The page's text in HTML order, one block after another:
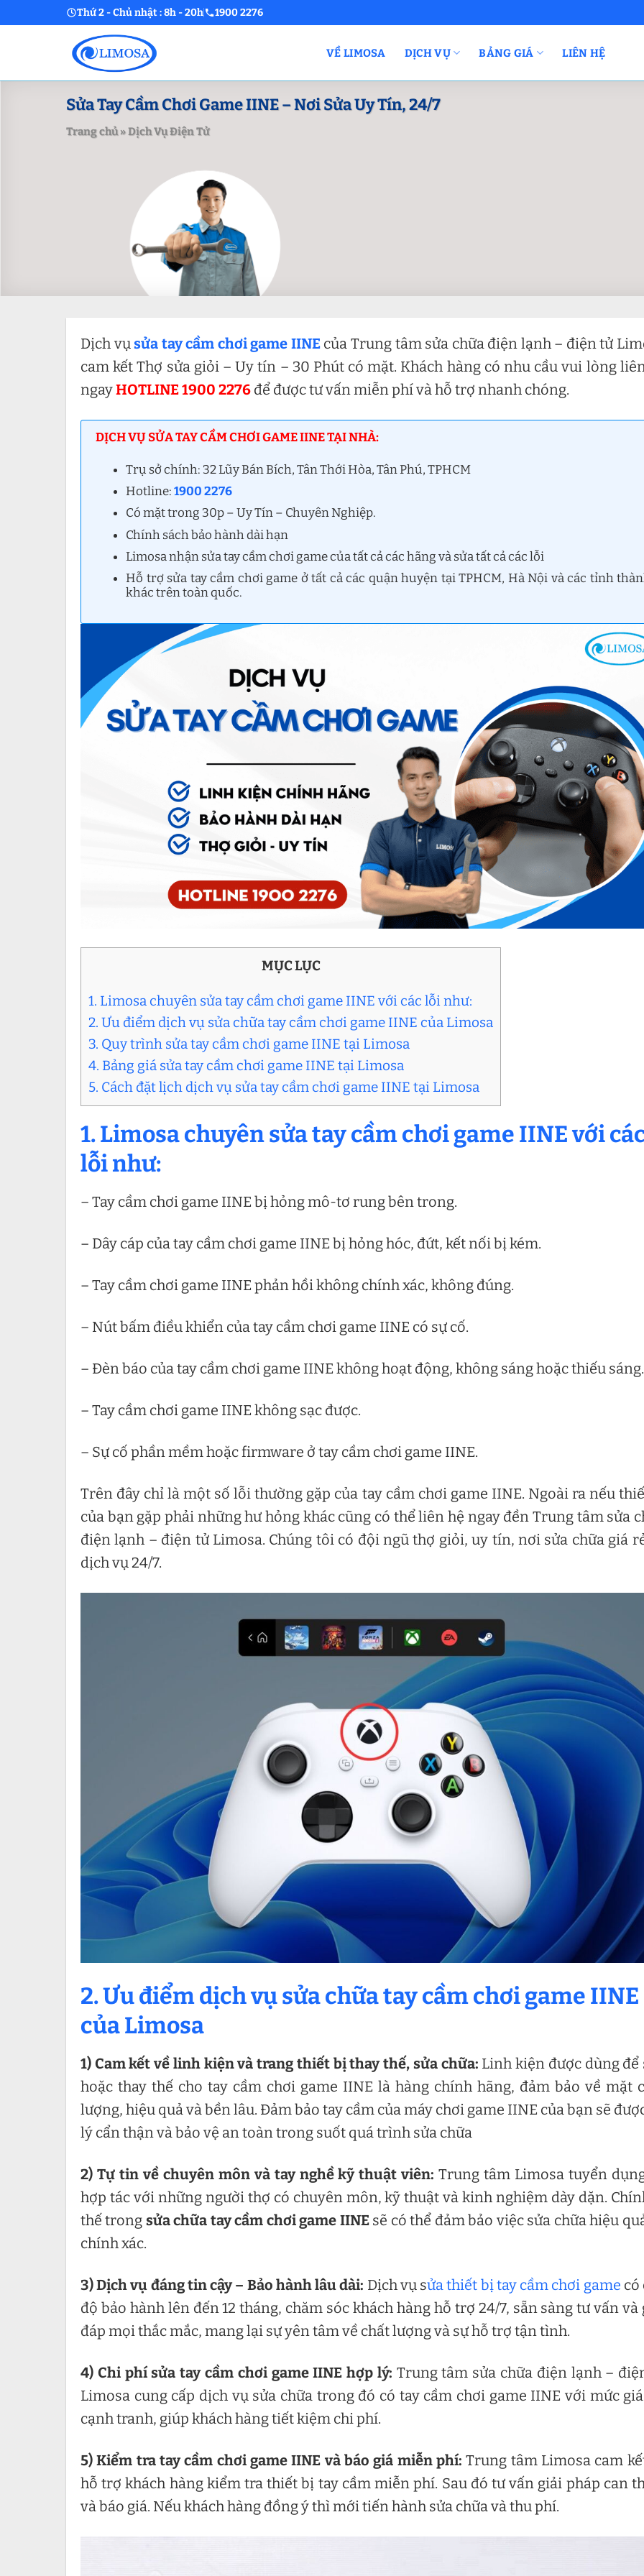
to
Thứ 2 - Chủ nhật : 8h - 20h 1900 2276
VỀ LIMOSA DỊCH VỤ BẢNG GIÁ LIÊN HỆ
Sửa Tay Cầm Chơi Game IINE – Nơi Sửa Uy Tín, 24/7
Trang chủ»Dịch Vụ Điện Tử
Dịch vụsửa tay cầm chơi game IINEcủa Trung tâm sửa chữa điện lạnh – điện tử
cam kết Thợ sửa giỏi – Uy tín – 30 Phút có mặt. Khách hàng có nhu cầu vui lòng
ngayHOTLINE 1900 2276 để được tư vấn miễn phí và hỗ trợ nhanh chóng.
DỊCH VỤ SỬA TAY CẦM CHƠI GAME IINE TẠI NHÀ:
Trụ sở chính: 32 Lũy Bán Bích, Tân Thới Hòa, Tân Phú, TPHCM
Hotline:1900 2276
Có mặt trong 30p – Uy Tín – Chuyên Nghiệp.
Chính sách bảo hành dài hạn
Limosa nhận sửa tay cầm chơi game của tất cả các hãng và sửa tất cả các lỗi
Hỗ trợ sửa tay cầm chơi game ở tất cả các quận huyện tại TPHCM, Hà Nội và các tỉnh
khác trên toàn quốc.
MỤC LỤC
1. Limosa chuyên sửa tay cầm chơi game IINE với các lỗi như:
2. Ưu điểm dịch vụ sửa chữa tay cầm chơi game IINE của Limosa
3. Quy trình sửa tay cầm chơi game IINE tại Limosa
4. Bảng giá sửa tay cầm chơi game IINE tại Limosa
5. Cách đặt lịch dịch vụ sửa tay cầm chơi game IINE tại Limosa
1. Limosa chuyên sửa tay cầm chơi game IINE với
lỗi như:
– Tay cầm chơi game IINE bị hỏng mô-tơ rung bên trong.
– Dây cáp của tay cầm chơi game IINE bị hỏng hóc, đứt, kết nối bị kém.
– Tay cầm chơi game IINE phản hồi không chính xác, không đúng.
– Nút bấm điều khiển của tay cầm chơi game IINE có sự cố.
– Đèn báo của tay cầm chơi game IINE không hoạt động, không sáng hoặc thiếu sáng.
– Tay cầm chơi game IINE không sạc được.
– Sự cố phần mềm hoặc firmware ở tay cầm chơi game IINE.
Trên đây chỉ là một số lỗi thường gặp của tay cầm chơi game IINE. Ngoài ra nếu
của bạn gặp phải những hư hỏng khác cũng có thể liên hệ ngay đền Trung tâm sửa
điện lạnh – điện tử Limosa. Chúng tôi có đội ngũ thợ giỏi, uy tín, nơi sửa chữa giá
dịch vụ 24/7.
2. Ưu điểm dịch vụ sửa chữa tay cầm chơi game IINE
của Limosa
1) Cam kết về linh kiện và trang thiết bị thay thế, sửa chữa: Linh kiện được dùng để
hoặc thay thế cho tay cầm chơi game IINE là hàng chính hãng, đảm bảo về mặt
lượng, hiệu quả và bền lâu. Đảm bảo tay cầm của máy chơi game IINE của bạn sẽ
lý cẩn thận và bảo vệ an toàn trong suốt quá trình sửa chữa
2) Tự tin về chuyên môn và tay nghề kỹ thuật viên: Trung tâm Limosa tuyển
hợp tác với những người thợ có chuyên môn, kỹ thuật và kinh nghiệm dày dặn.
thế trong sửa chữa tay cầm chơi game IINEsẽ có thể đảm bảo việc sửa chữa hiệu
chính xác.
3)Dịch vụ đáng tin cậy – Bảo hành lâu dài: Dịch vụ sửa thiết bị tay cầm chơi game có
độ bảo hành lên đến 12 tháng, chăm sóc khách hàng hỗ trợ 24/7, sẵn sàng tư vấn và
đáp mọi thắc mắc, mang lại sự yên tâm về chất lượng và sự hỗ trợ tận tình.
4) Chi phí sửa tay cầm chơi game IINE hợp lý: Trung tâm sửa chữa điện lạnh –
Limosa cung cấp dịch vụ sửa chữa trong đó có tay cầm chơi game IINE với mức
cạnh tranh, giúp khách hàng tiết kiệm chi phí.
5) Kiểm tra tay cầm chơi game IINE và báo giá miễn phí:Trung tâm Limosa cam
hỗ trợ khách hàng kiểm tra thiết bị tay cầm miễn phí. Sau đó tư vấn giải pháp can
và báo giá. Nếu khách hàng đồng ý thì mới tiến hành sửa chữa và thu phí.